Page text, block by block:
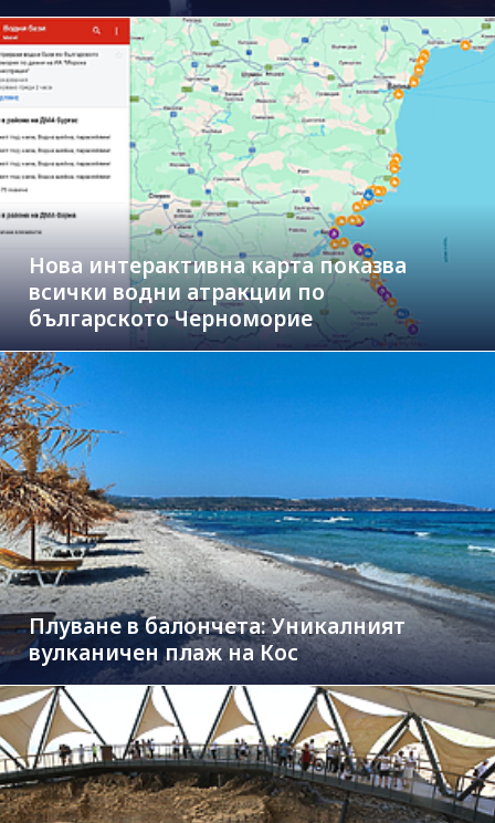
Нова интерактивна карта показва
всички водни атракции по
българското Черноморие
Плуване в балончета: Уникалният
вулканичен плаж на Кос